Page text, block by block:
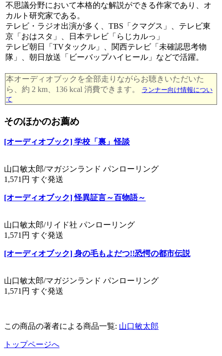
不思議分野において本格的な解説ができる作家であり、オ
カルト研究家である。
テレビ・ラジオ出演が多く、TBS「クマグス」、テレビ東
京「おはスタ」、日本テレビ「らじカルっ」
テレビ朝日「TVタックル」、関西テレビ「未確認思考物
隊」、朝日放送「ビーバップハイヒール」などで活躍。
本オーディオブックを全部走りながらお聴きいただいた
ら、約 2 km、136 kcal 消費できます。
ランナー向け情報につい
て
そのほかのお薦め
[オーディオブック] 学校「裏」怪談
山口敏太郎/マガジンランド パンローリング
1,571円 すぐ発送
[オーディオブック] 怪異証言～百物語～
山口敏太郎/リイド社 パンローリング
1,571円 すぐ発送
[オーディオブック] 身の毛もよだつ!!恐愕の都市伝説
山口敏太郎/マガジンランド パンローリング
1,571円 すぐ発送
この商品の著者による商品一覧: 山口敏太郎
トップページへ